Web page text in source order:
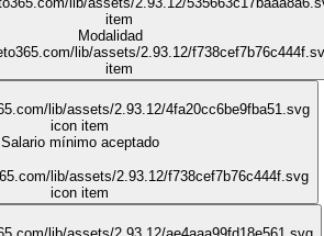
Modalidad
Salario mínimo aceptado